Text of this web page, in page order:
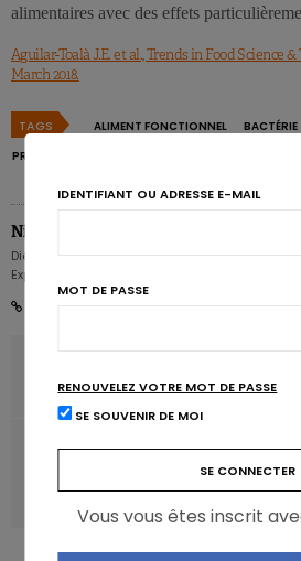
alimentaires avec des effets
Aguilar-Toalà J.E. et al., Trends in Food Science
March 2018.
TAGS ALIMENT FONCTIONNEL BACTÉRIE
PROBIOTIQUE
Nicolas Guggenbühl
Diététicien nutritionniste - Rédacteur en chef -
Expert - Karott'
Les diététiciens se mobilisent
Nutriscope: Pathologies
pour vos
IDENTIFIANT OU ADRESSE E-MAIL
MOT DE PASSE
RENOUVELEZ VOTRE MOT DE PASSE
SE SOUVENIR DE MOI
Vous vous êtes inscrit